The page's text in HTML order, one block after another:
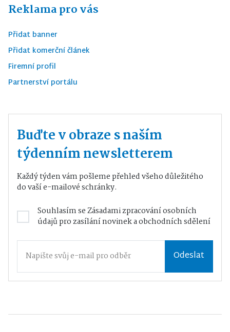
Reklama pro vás
Přidat banner
Přidat komerční článek
Firemní profil
Partnerství portálu
Buďte v obraze s naším
týdenním newsletterem
Každý týden vám pošleme přehled všeho důležitého
do vaší e-mailové schránky.
Souhlasím seZásadami zpracování osobních
údajůpro zasílání novinek a obchodních sdělení
Odeslat